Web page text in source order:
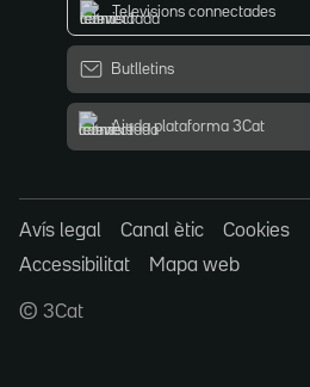
Televisions connectades
Butlletins
Ajuda plataforma 3Cat
Avís legal Canal ètic Cookies
Accessibilitat
Mapa web
© 3Cat